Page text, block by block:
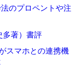
のプロペントや注
多著）書評
スマホとの連携機